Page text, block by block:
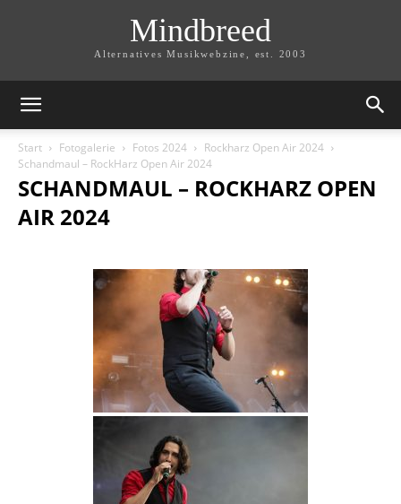
Mindbreed
Alternatives Musikwebzine, est. 2003
Start Fotogalerie Fotos 2024
Rockharz Open Air 2024
Schandmaul – RockHarz Open Air 2024
SCHANDMAUL – ROCKHARZ OPEN
AIR 2024